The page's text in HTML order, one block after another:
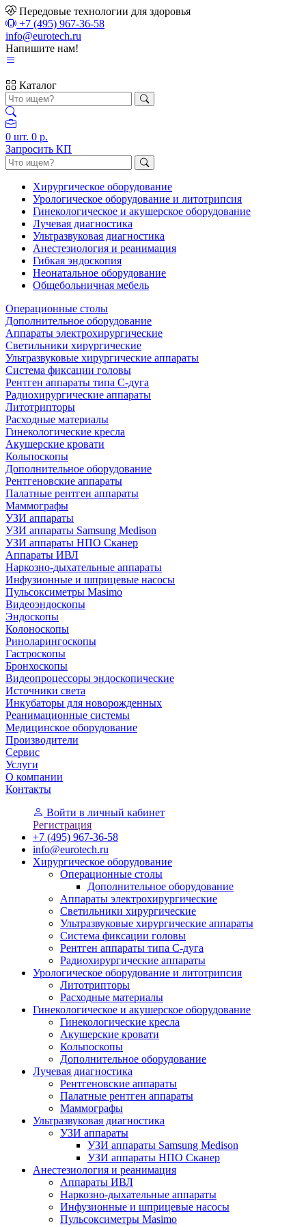
Передовые технологии для здоровья
+7 (495) 967-36-58
info@eurotech.ru
Напишите нам!
Каталог
0 шт. 0 р.
Запросить КП
Хирургическое оборудование
Урологическое оборудование и литотрипсия
Гинекологическое и акушерское оборудование
Лучевая диагностика
Ультразвуковая диагностика
Анестезиология и реанимация
Гибкая эндоскопия
Неонатальное оборудование
Общебольничная мебель
Операционные столы
Дополнительное оборудование
Аппараты электрохирургические
Светильники хирургические
Ультразвуковые хирургические аппараты
Система фиксации головы
Рентген аппараты типа С-дуга
Радиохирургические аппараты
Литотрипторы
Расходные материалы
Гинекологические кресла
Акушерские кровати
Кольпоскопы
Дополнительное оборудование
Рентгеновские аппараты
Палатные рентген аппараты
Маммографы
УЗИ аппараты
УЗИ аппараты Samsung Medison
УЗИ аппараты НПО Сканер
Аппараты ИВЛ
Наркозно-дыхательные аппараты
Инфузионные и шприцевые насосы
Пульсоксиметры Masimo
Видеоэндоскопы
Эндоскопы
Колоноскопы
Риноларингоскопы
Гастроскопы
Бронхоскопы
Видеопроцессоры эндоскопические
Источники света
Инкубаторы для новорожденных
Реанимационные системы
Медицинское оборудование
Производители
Сервис
Услуги
О компании
Контакты
Войти в личный кабинет
Регистрация
+7 (495) 967-36-58
info@eurotech.ru
Хирургическое оборудование
Операционные столы
Дополнительное оборудование
Аппараты электрохирургические
Светильники хирургические
Ультразвуковые хирургические аппараты
Система фиксации головы
Рентген аппараты типа С-дуга
Радиохирургические аппараты
Урологическое оборудование и литотрипсия
Литотрипторы
Расходные материалы
Гинекологическое и акушерское оборудование
Гинекологические кресла
Акушерские кровати
Кольпоскопы
Дополнительное оборудование
Лучевая диагностика
Рентгеновские аппараты
Палатные рентген аппараты
Маммографы
Ультразвуковая диагностика
УЗИ аппараты
УЗИ аппараты Samsung Medison
УЗИ аппараты НПО Сканер
Анестезиология и реанимация
Аппараты ИВЛ
Наркозно-дыхательные аппараты
Инфузионные и шприцевые насосы
Пульсоксиметры Masimo